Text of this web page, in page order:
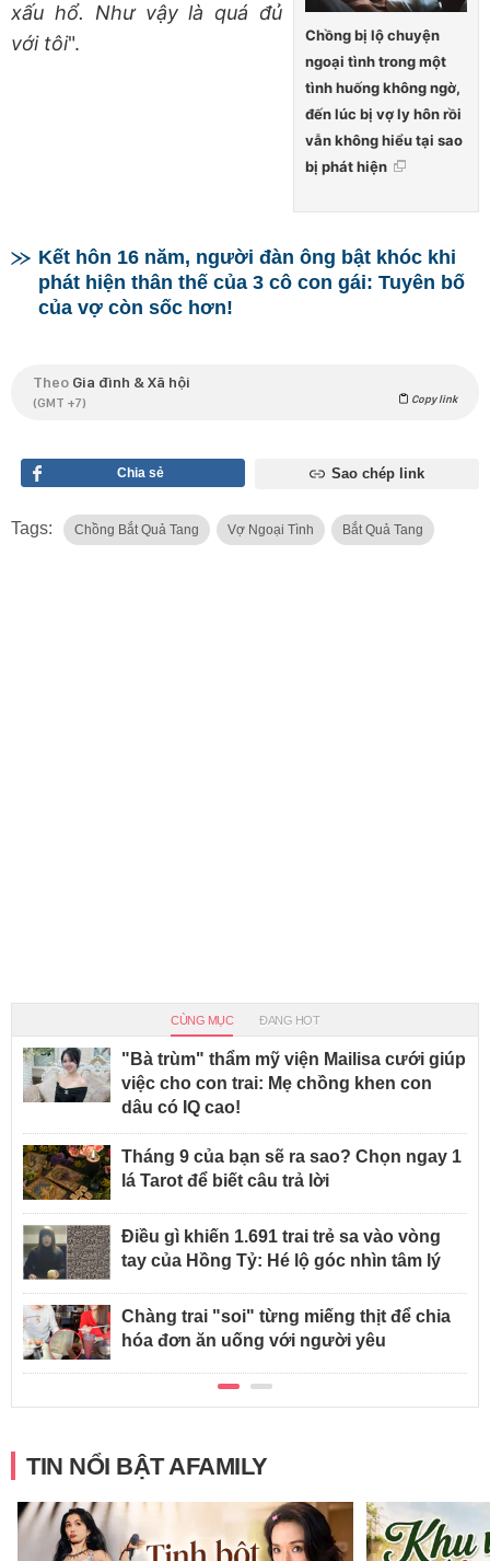
Chồng bị lộ chuyện
ngoại tình trong một
tình huống không ngờ,
đến lúc bị vợ ly hôn rồi
vẫn không hiểu tại sao
bị phát hiện
xấu hổ. Như vậy là quá đủ
với tôi".
Kết hôn 16 năm, người đàn ông bật khóc khi
phát hiện thân thế của 3 cô con gái: Tuyên bố
của vợ còn sốc hơn!
Theo Gia đình & Xã hội
(GMT +7) Copy link
Chia sẻ Sao chép link
Tags: Chồng Bắt Quả Tang Vợ Ngoại Tình Bắt Quả Tang
CÙNG MỤC ĐANG HOT
"Bà trùm" thẩm mỹ viện Mailisa cưới giúp
việc cho con trai: Mẹ chồng khen con
dâu có IQ cao!
Tháng 9 của bạn sẽ ra sao? Chọn ngay 1
lá Tarot để biết câu trả lời
Điều gì khiến 1.691 trai trẻ sa vào vòng
tay của Hồng Tỷ: Hé lộ góc nhìn tâm lý
Chàng trai "soi" từng miếng thịt để chia
hóa đơn ăn uống với người yêu
TIN NỔI BẬT AFAMILY